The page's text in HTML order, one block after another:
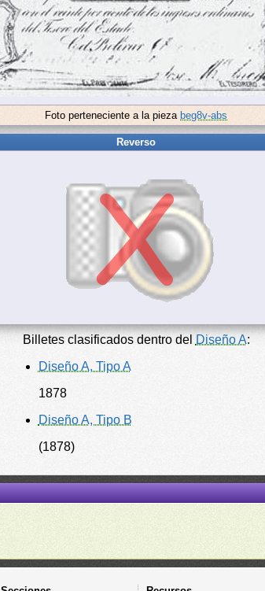
Foto perteneciente a la pieza beg8v-abs
Reverso
Billetes clasificados dentro del Diseño A:
Diseño A, Tipo A
1878
Diseño A, Tipo B
(1878)